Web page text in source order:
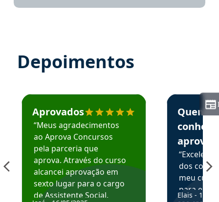
Depoimentos
Estudante José recomenda o Aprova Concursos em
Aprovados
“Meus agradecimentos
ao Aprova Concursos
pela parceria que
aprova. Através do curso
alcancei aprovação em
sexto lugar para o cargo
de Assistente Social.
Estudante
Quem
aprova
dos
meu
para
Elais - 15/